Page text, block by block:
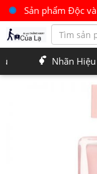
Sản phẩm Độc
Nhãn Hiệu